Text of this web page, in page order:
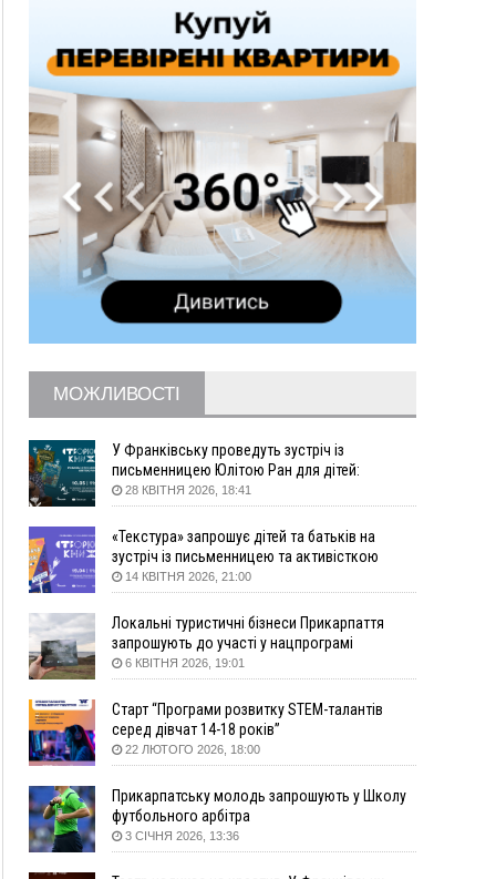
Коломию з Днем міста
Вчора у Франківську, Коломиї, Долині та
Яремче зафіксували рекордну спеку
11:45
У Надвірній п'яна жінка побила малолітнього
хлопчика: суд призначив штраф і 30 тисяч
компенсації
11:17
У басейні Дністра встановилася гідрологічна
посуха - рівні води наблизилися до найнижчих
показників
11:09
У Бурштині поблизу АЗС сталася масова бійка,
поліція з'ясовує обставини
ФОП із Житомира після купівлі права
вимоги за 120 тисяч позивається до
Франківська на понад 20 млн грн
збирання ягід
Вчора
19:52
У Франківську вперше прооперували немовля
без відкритої операції
пошукового загону "Плацдарм" Олексій Юков
18:11
СБС за дві доби уразили 13 енергооб'єктів на
окупованих територіях
17:20
Українці подали рекордну кількість заяв до
університетів. Які спеціальності обирають
16:43
Зарплати на Прикарпатті за місяць зросли на
16:14
Франківець, який стріляв біля АЗС, вийшов під
заставу та був повторно затриманий
15:54
Прикарпатець прийшов у Пенсійний та заявив
поліції про гранату, бо йому не нарахували
пенсію
14:59
У Болгарії затримали прикарпатця, який
МОЖЛИВОСТІ
У Франківську проведуть зустріч із
письменницею Юлітою Ран для дітей:
говоритимуть про серію книг про Мавку
28 КВІТНЯ 2026, 18:41
«Текстура» запрошує дітей та батьків на
зустріч із письменницею та активісткою
Анною Повх
14 КВІТНЯ 2026, 21:00
Локальні туристичні бізнеси Прикарпаття
запрошують до участі у нацпрограмі
«Подорож до себе»
6 КВІТНЯ 2026, 19:01
Старт “Програми розвитку STEM-талантів
серед дівчат 14-18 років”
22 ЛЮТОГО 2026, 18:00
Прикарпатську молодь запрошують у Школу
футбольного арбітра
3 СІЧНЯ 2026, 13:36